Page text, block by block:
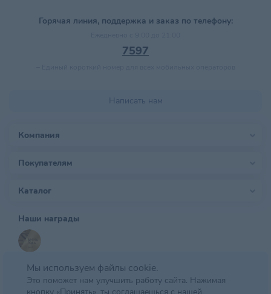
Горячая линия, поддержка и заказ по телефону:
7597
Написать нам
Компания
Покупателям
Каталог
Наши награды
Мы используем файлы cookie.
Это поможет нам улучшить работу сайта. Нажимая